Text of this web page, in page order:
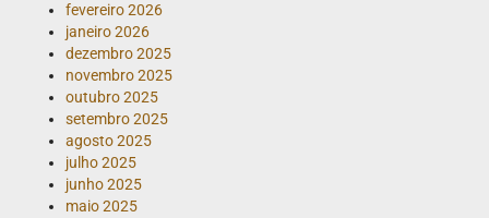
fevereiro 2026
janeiro 2026
dezembro 2025
novembro 2025
outubro 2025
setembro 2025
agosto 2025
julho 2025
junho 2025
maio 2025